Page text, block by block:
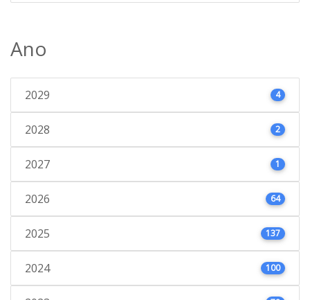
Ano
2029 4
2028 2
2027 1
2026 64
2025 137
2024 100